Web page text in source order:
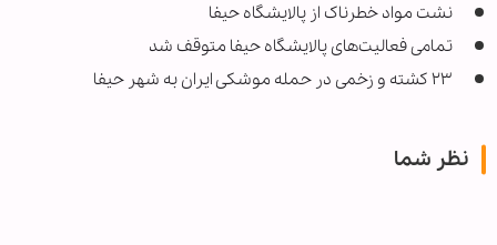
نشت مواد خطرناک از پالایشگاه حیفا
تمامی فعالیت‌های پالایشگاه حیفا متوقف شد
۲۳ کشته و زخمی در حمله موشکی ایران به شهر حیفا
نظر شما